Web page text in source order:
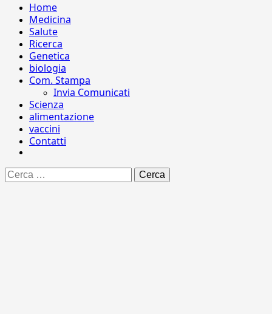
Home
Medicina
Salute
Ricerca
Genetica
biologia
Com. Stampa
Invia Comunicati
Scienza
alimentazione
vaccini
Contatti
Ricerca
per: